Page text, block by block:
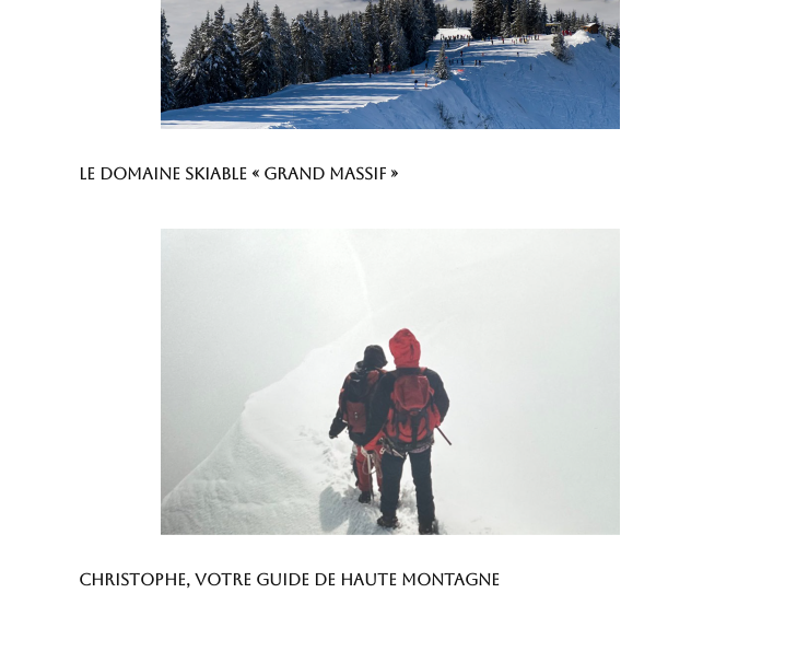
Le domaine skiable « Grand Massif »
Christophe, votre guide de haute montagne